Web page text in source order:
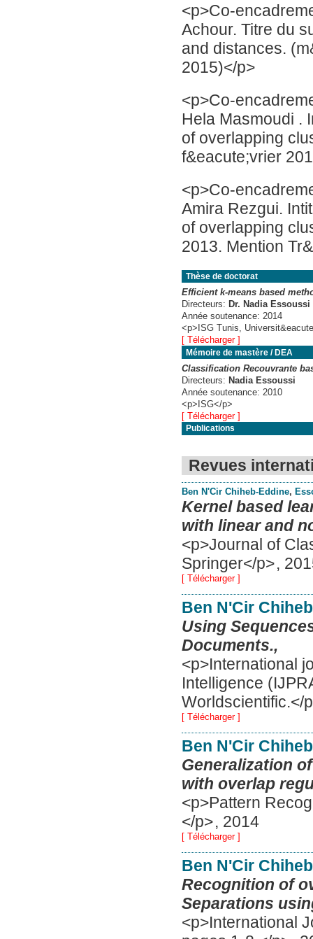
<p>Co-
Achour. Titre du
and distances.
2015)</p>
<p>Co-
Hela Masmoudi .
of overlapping
f&eacute;vrier
<p>Co-
Amira Rezgui.
of overlapping
2013. Mention
Thèse de doctorat
Efficient k-means based
Directeurs: Dr. Nadia Essoussi
Année soutenance: 2014
<p>ISG Tunis,
[ Télécharger ]
Mémoire de mastère / DEA
Classification Recouvrante
Directeurs: Nadia Essoussi
Année soutenance: 2010
<p>ISG</p>
[ Télécharger ]
Publications
Revues
Ben N'Cir Chiheb-Eddine,
Kernel based
with linear and
<p>Journal of
Springer</p>,
[ Télécharger ]
Ben N'Cir
Using
Documents.,
<p>International
Intelligence
Worldscientific.</
[ Télécharger ]
Ben N'Cir
Generalization
with overlap
<p>Pattern
</p>, 2014
[ Télécharger ]
Ben N'Cir
Recognition of
Separations
<p>International